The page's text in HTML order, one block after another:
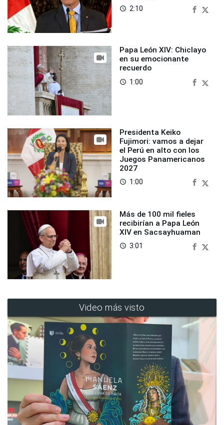
access_time 2:10
Papa León XIV: Chiclayo
en su emocionante
recuerdo
access_time 1:00
Presidenta Keiko
Fujimori: vamos a dejar
el Perú en alto con los
Juegos Panamericanos
2027
access_time 1:00
Más de 100 mil fieles
recibirían a Papa León
XIV en Sacsayhuaman
access_time 3:01
Video más visto